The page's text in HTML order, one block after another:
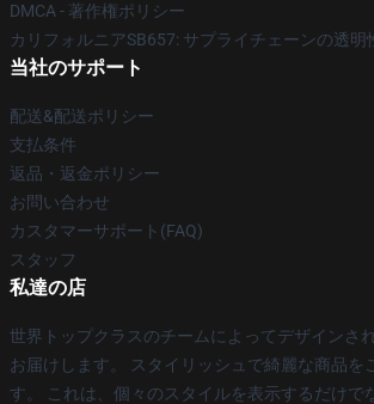
DMCA - 著作権ポリシー
カリフォルニアSB657: サプライチェーンの透明
当社のサポート
配送&配送ポリシー
支払条件
返品・返金ポリシー
お問い合わせ
カスタマーサポート(FAQ)
スタッフ
私達の店
世界トップクラスのチームによってデザインさ
お届けします。 スタイリッシュで綺麗な商品を
す。 これは、個々のスタイルを表示するだけで